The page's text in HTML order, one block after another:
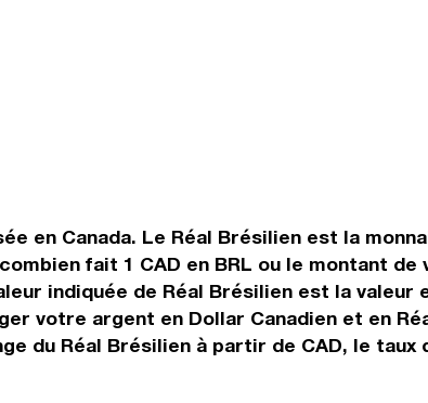
en Canada. Le Réal Brésilien est la
fait 1 CAD en BRL ou le montant
indiquée de Réal Brésilien est la
votre argent en Dollar Canadien et en
du Réal Brésilien à partir de CAD, le